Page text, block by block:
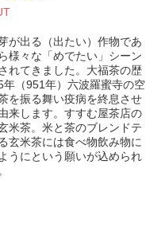
が出る（出たい）作物であ
様々な「めでたい」シーン
れてきました。大福茶の歴
年（951年）六波羅蜜寺の空
を振る舞い疫病を終息させ
来します。すすむ屋茶店の
米茶。米と茶のブレンドテ
玄米茶には食べ物飲み物に
うにという願いが込められ